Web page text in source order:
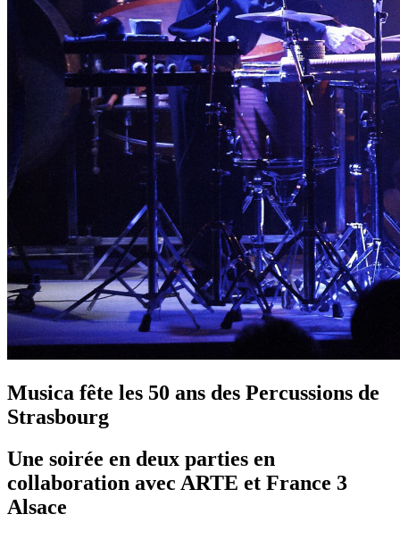
Musica fête les 50 ans des Percussions de
Strasbourg
Une soirée en deux parties en
collaboration avec ARTE et France 3
Alsace